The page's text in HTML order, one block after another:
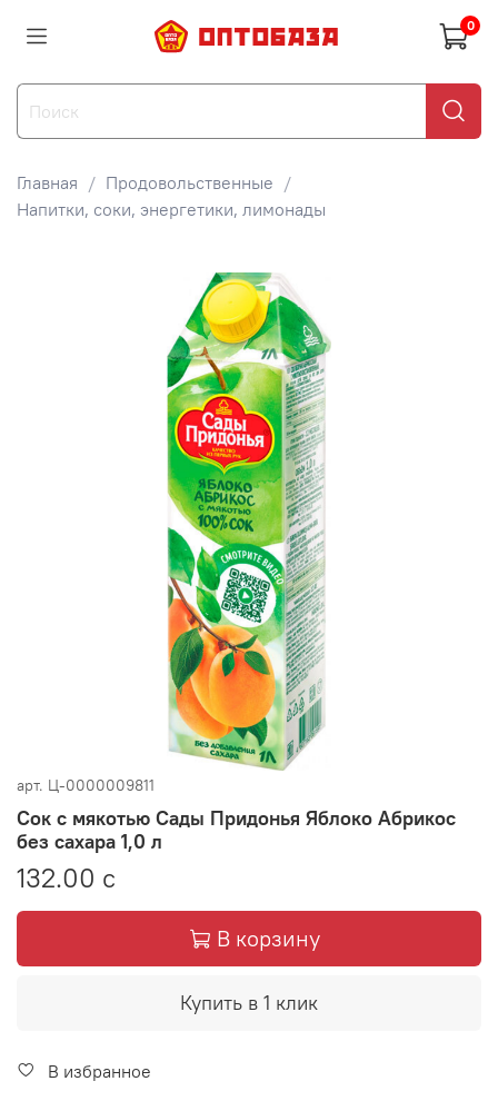
0
Главная
Продовольственные
Напитки, соки, энергетики, лимонады
арт. Ц-0000009811
Сок с мякотью Сады Придонья Яблоко Абрикос
без сахара 1,0 л
132.00 с
В корзину
Купить в 1 клик
В избранное